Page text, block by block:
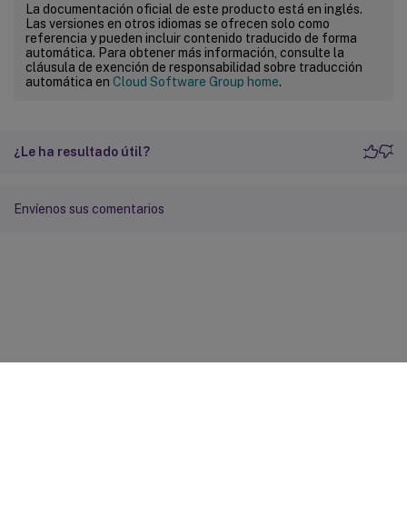
La documentación oficial de este producto está en inglés.
Las versiones en otros idiomas se ofrecen solo como
referencia y pueden incluir contenido traducido de forma
automática. Para obtener más información, consulte la
cláusula de exención de responsabilidad sobre traducción
automática en Cloud Software Group home.
¿Le ha resultado útil?
Envíenos sus comentarios